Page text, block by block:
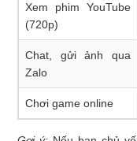
Xem phim YouTube
(720p)
Chat, gửi ảnh qua
Zalo
Chơi game online